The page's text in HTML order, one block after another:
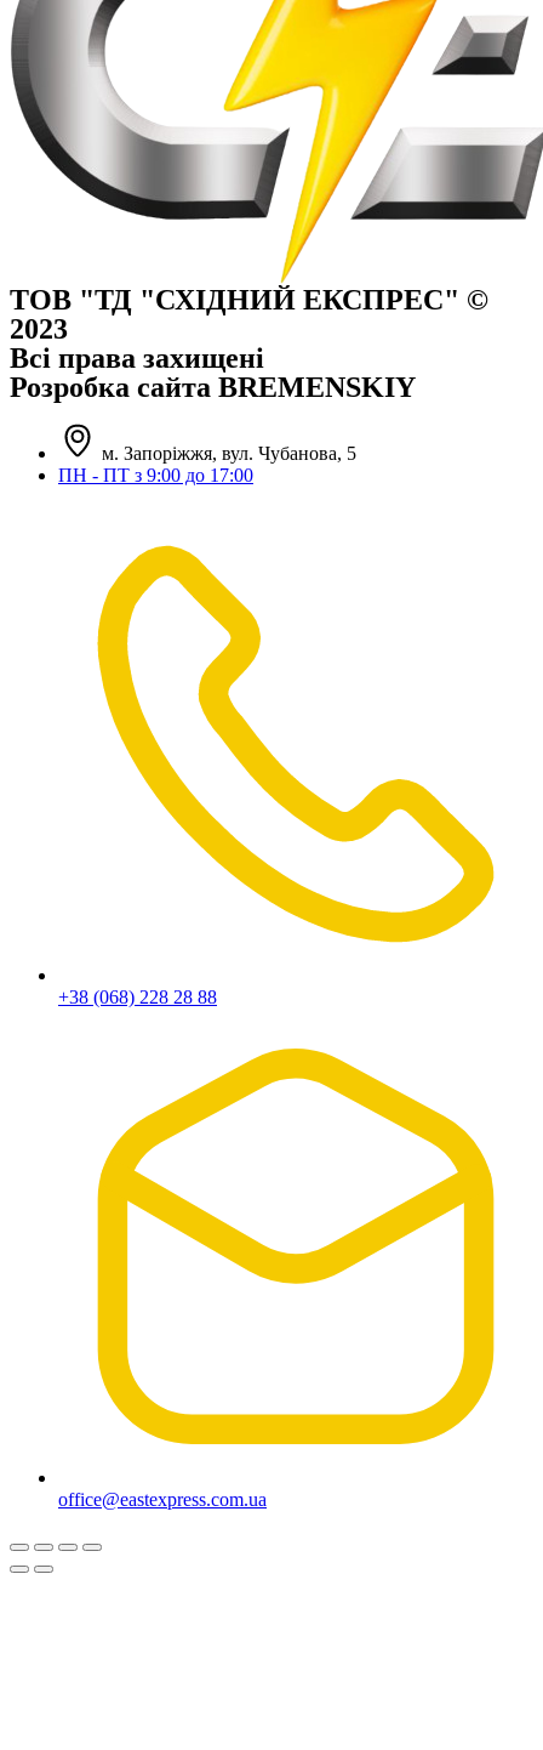
ТОВ "ТД "СХІДНИЙ ЕКСПРЕС" ©
2023
Всі права захищені
Розробка сайта BREMENSKIY
м. Запоріжжя, вул. Чубанова, 5
ПН - ПТ з 9:00 до 17:00
+38 (068) 228 28 88
office@eastexpress.com.ua